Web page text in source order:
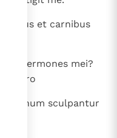
Deus et carnibus
sermones mei?
in libro
sculpantur